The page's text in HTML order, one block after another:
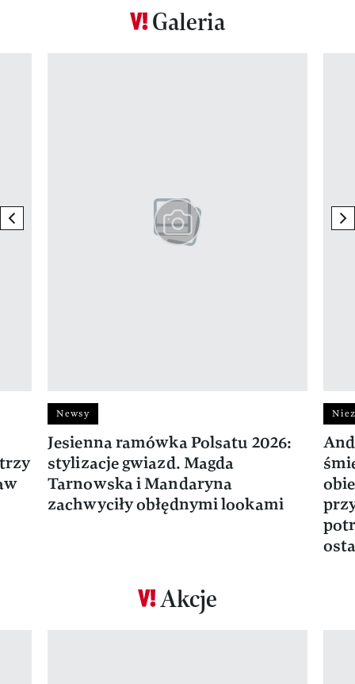
Galeria
previous element
Newsy
Jesienna ramówka Polsatu 2026:
stylizacje gwiazd. Magda
Tarnowska i Mandaryna
zachwyciły obłędnymi lookami
Akcje